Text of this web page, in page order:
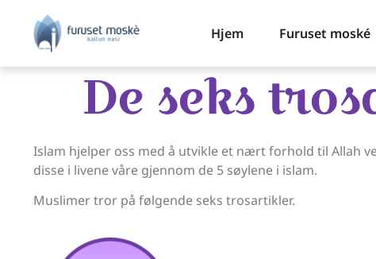
Hjem Furuset moské
De seks
Islam hjelper oss med å utvikle et nært forhold til Allah
disse i livene våre gjennom de 5 søylene i islam.
Muslimer tror på følgende seks trosartikler.